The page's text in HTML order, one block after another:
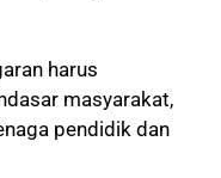
harus
masyarakat,
pendidik dan